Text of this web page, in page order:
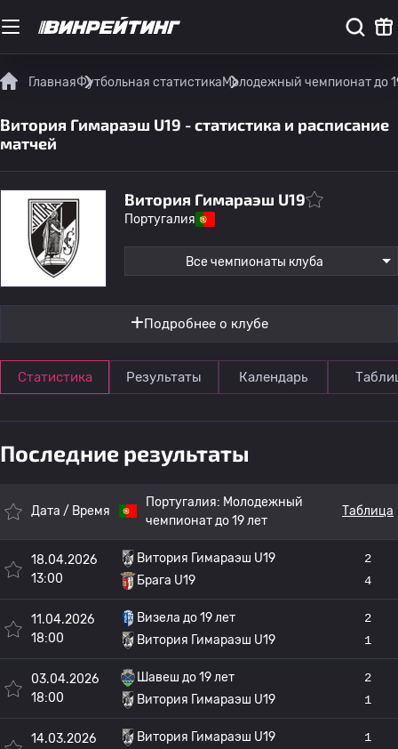
ГлавнаяФутбольная статистикаМолодежный чемпионат до
Витория Гимараэш U19 - статистика и расписание
матчей
Витория Гимараэш U19
Португалия
Все чемпионаты клуба
Подробнее о клубе
Статистика Результаты Календарь
Последние результаты
Дата / Время
Португалия: Молодежный
чемпионат до 19 лет
Таблица
18.04.2026
13:00
Витория Гимараэш U19
Брага U19
2
4
11.04.2026
18:00
Визела до 19 лет
Витория Гимараэш U19
2
1
03.04.2026
18:00
Шавеш до 19 лет
Витория Гимараэш U19
2
1
14.03.2026
Витория Гимараэш U19
1